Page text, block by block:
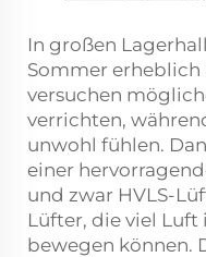
In großen
Sommer
versuchen
verrichten,
unwohl fühlen.
einer
und zwar HVLS-
Lüfter, die viel Luft
bewegen können.